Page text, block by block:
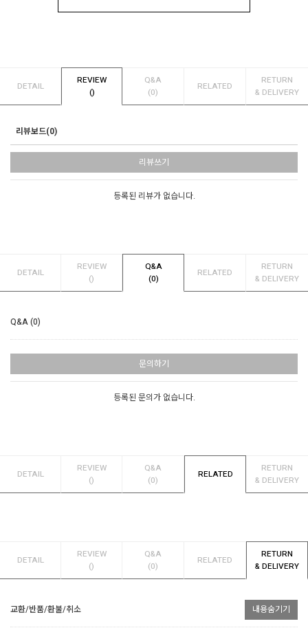
DETAIL
REVIEW
()
Q&A
(0)
RELATED
RETURN
& DELIVERY
리뷰보드(0)
리뷰쓰기
등록된 리뷰가 없습니다.
DETAIL
REVIEW
()
Q&A
(0)
RELATED
RETURN
& DELIVERY
Q&A (0)
문의하기
등록된 문의가 없습니다.
DETAIL
REVIEW
()
Q&A
(0)
RELATED
RETURN
& DELIVERY
DETAIL
REVIEW
()
Q&A
(0)
RELATED
RETURN
& DELIVERY
교환/반품/환불/취소 내용숨기기